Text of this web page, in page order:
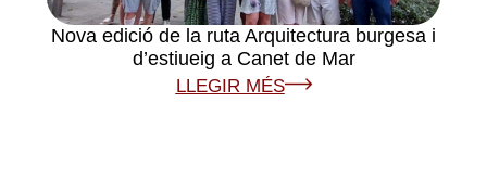
Nova edició de la ruta Arquitectura burgesa i
d’estiueig a Canet de Mar
LLEGIR MÉS